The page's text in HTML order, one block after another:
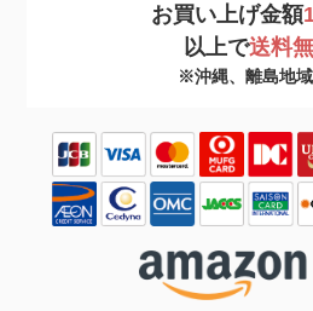
お買い上げ金額
以上で送料
※沖縄、離島地域